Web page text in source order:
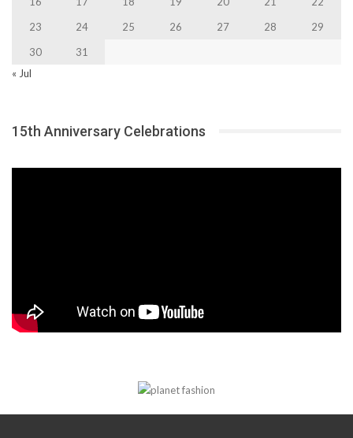
23
24 25 26 27 28
29
30
31
« Jul
15th Anniversary Celebrations